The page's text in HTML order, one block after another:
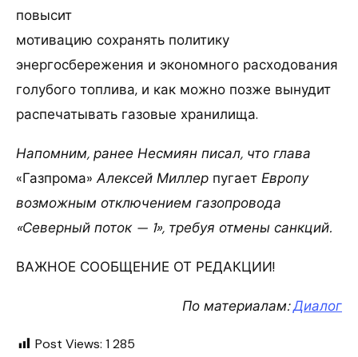
повысит
мотивацию сохранять политику
энергосбережения и экономного расходования
голубого топлива, и как можно позже вынудит
распечатывать газовые хранилища.
Напомним, ранее Несмиян писал, что глава
«Газпрома»Алексей Миллер пугает Европу
возможным отключением газопровода
«Северный поток — 1», требуя отмены санкций.
ВАЖНОЕ СООБЩЕНИЕ ОТ РЕДАКЦИИ!
По материалам:Диалог
Post Views: 1 285